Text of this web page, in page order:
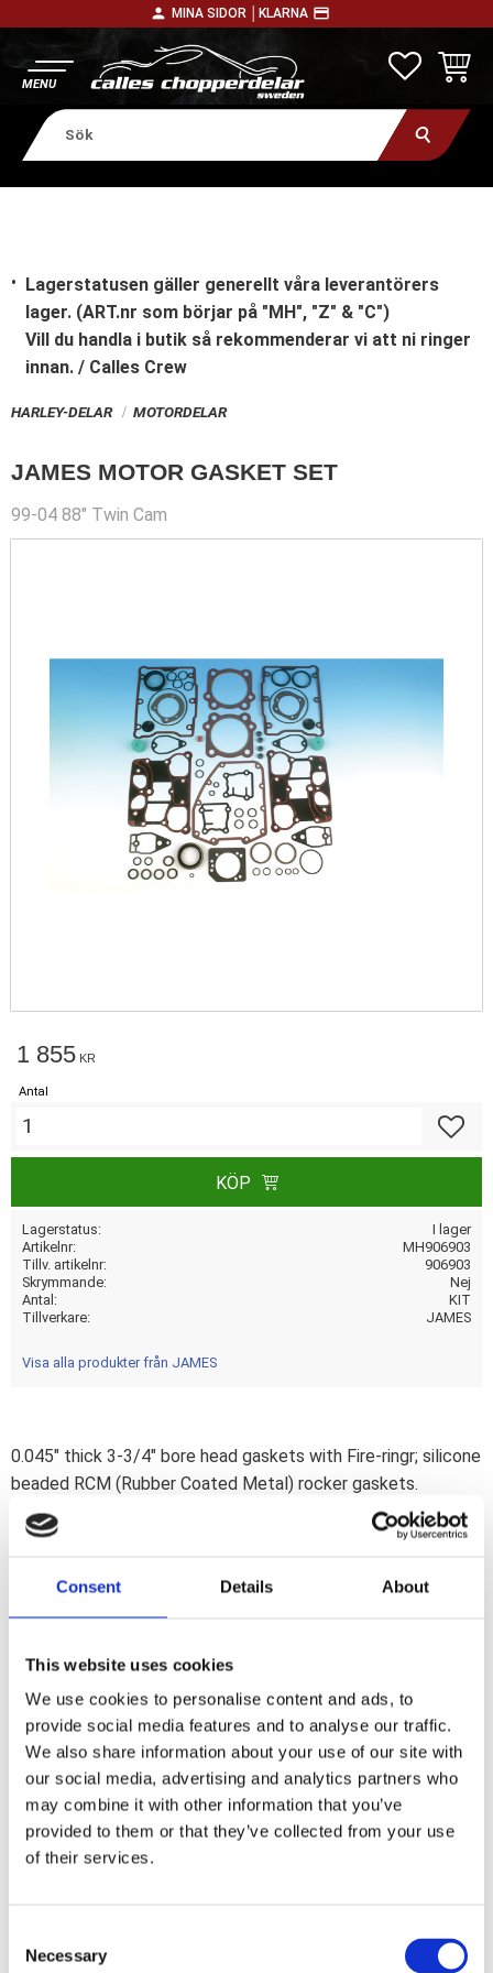
Consent Details About
This website uses cookies
We use cookies to personalise content and ads, to
provide social media features and to analyse our traffic.
We also share information about your use of our site with
our social media, advertising and analytics partners who
may combine it with other information that you’ve
provided to them or that they’ve collected from your use
of their services.
Necessary
person MINA SIDOR │ KLARNA payment
Lagerstatusen gäller generellt våra leverantörers
lager. (ART.nr som börjar på "MH", "Z" & "C")
Vill du handla i butik så rekommenderar vi att ni ringer
innan. / Calles Crew
HARLEY-DELAR MOTORDELAR
JAMES MOTOR GASKET SET
99-04 88" Twin Cam
1 855 KR
Antal
KÖP
Lagerstatus
I lager
Artikelnr
MH906903
Tillv. artikelnr
906903
Skrymmande
Nej
Antal
KIT
Tillverkare
JAMES
Visa alla produkter från JAMES
0.045" thick 3-3/4" bore head gaskets with Fire-ringr; silicone
beaded RCM (Rubber Coated Metal) rocker gaskets.
Includes all gaskets; seals and o-rings for complete engine
rebuild. Without primary gaskets.
a
c
e
b
o
o
k
Omdömen
Du
Bli den första att lämna ett omdöme.